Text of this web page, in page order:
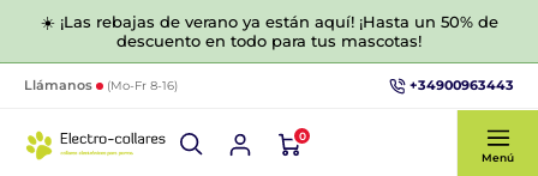
☀️ ¡Las rebajas de verano ya están aquí! ¡Hasta un 50% de
descuento en todo para tus mascotas!
Llámanos (Mo-Fr 8-16) +34900963443
0
Menú